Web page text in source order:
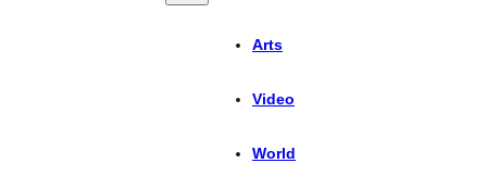
Arts
Video
World